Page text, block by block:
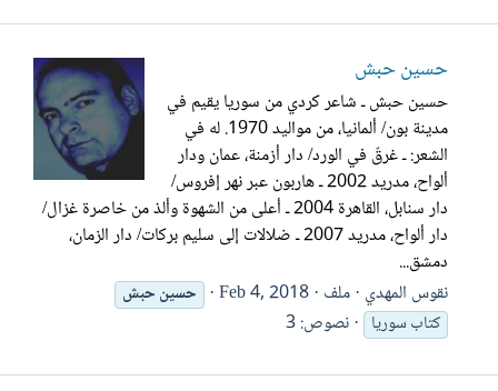
حسين حبش
حسين حبش ـ شاعر كردي من سوريا يقيم في
مدينة بون/ ألمانيا، من مواليد 1970. له في
الشعر: ـ غرقٌ في الورد/ دار أزمنة، عمان ودار
ألواح، مدريد 2002 ـ هاربون عبر نهر إفروس/
دار سنابل، القاهرة 2004 ـ أعلى من الشهوة وألذ من خاصرة غزال/
دار ألواح، مدريد 2007 ـ ضلالات إلى سليم بركات/ دار الزمان،
دمشق...
نقوس المهدي ملف Feb 4, 2018 حسينحبش
كتاب سوريا
نصوص: 3